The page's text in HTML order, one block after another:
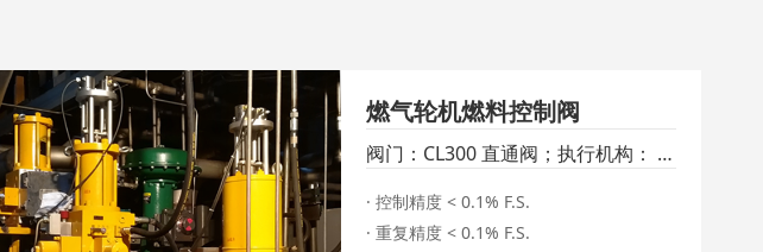
燃气轮机燃料控制阀
阀门：CL300 直通阀；执行机构： S
· 控制精度 < 0.1% F.S.
· 重复精度 < 0.1% F.S.